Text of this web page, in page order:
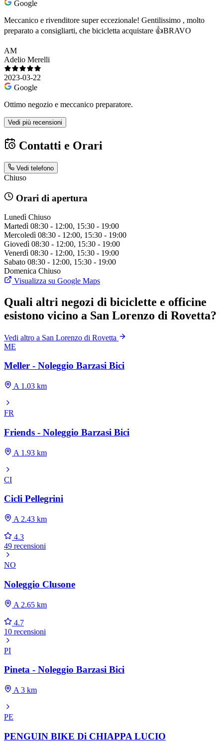
Google
Meccanico e rivenditore super eccezionale! Gentilissimo , molto
preparato a consigliarti, che bicicletta acquistare 👍BRAVO
AM
Adelio Merelli
2023-03-22
Google
Ottimo negozio e meccanico preparatore.
Vedi più recensioni
Contatti e Orari
Vedi telefono
Chiuso
Orari di apertura
Lunedì Chiuso
Martedì 08:30 - 12:00, 15:30 - 19:00
Mercoledì 08:30 - 12:00, 15:30 - 19:00
Giovedì 08:30 - 12:00, 15:30 - 19:00
Venerdì 08:30 - 12:00, 15:30 - 19:00
Sabato 08:30 - 12:00, 15:30 - 19:00
Domenica Chiuso
Visualizza su Google Maps
Quali altri negozi di biciclette e officine
esistono vicino a San Lorenzo di Rovetta?
Vedi altro a San Lorenzo di Rovetta
ME
Meller - Noleggio Barzasi Bici
A 1.03 km
FR
Friends - Noleggio Barzasi Bici
A 1.93 km
CI
Cicli Pellegrini
A 2.43 km
4.3
49 recensioni
NO
Noleggio Clusone
A 2.65 km
4.7
10 recensioni
PI
Pineta - Noleggio Barzasi Bici
A 3 km
PE
PENGUIN BIKE Di CHIAPPA LUCIO